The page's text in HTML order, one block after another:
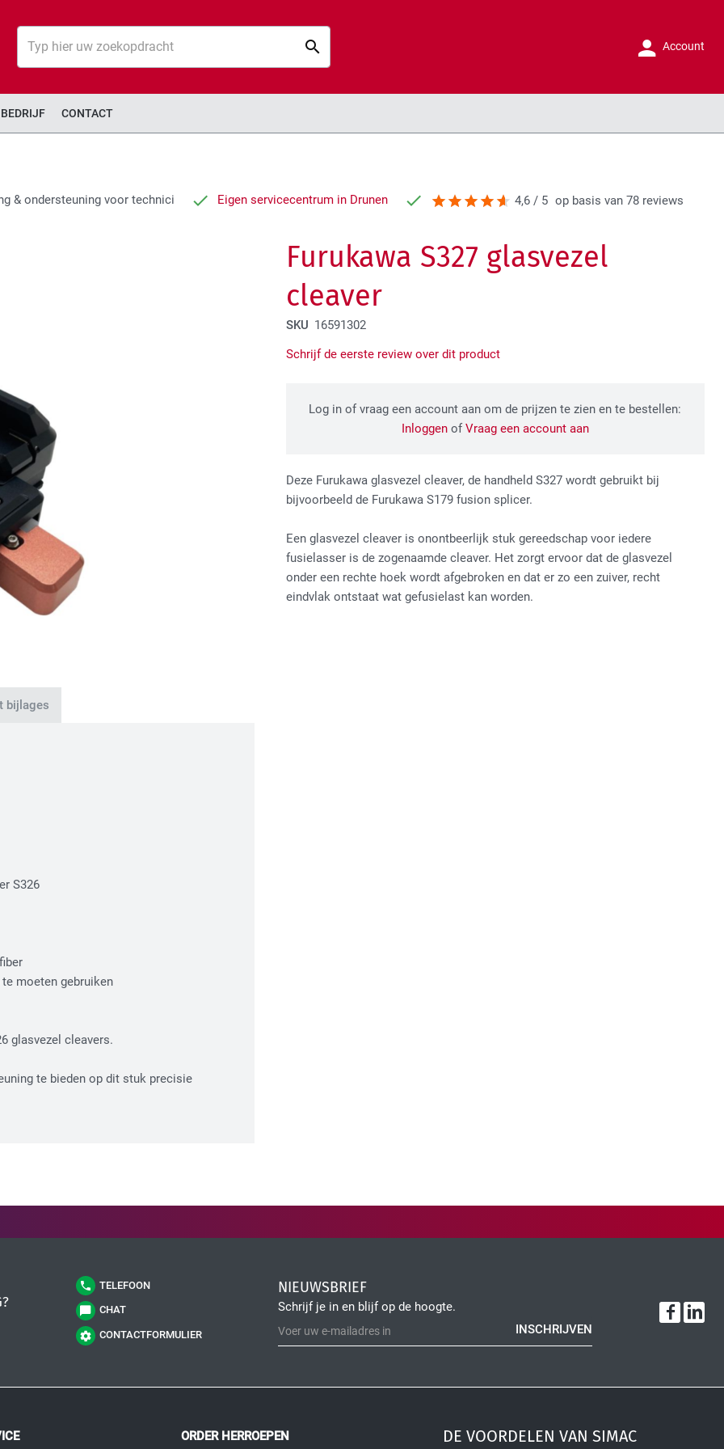
Account
BEDRIJF CONTACT
& ondersteuning voor technici Eigen servicecentrum in Drunen 4,6 / 5 op basis van 78 reviews
Furukawa S327 glasvezel
cleaver
SKU 16591302
Schrijf de eerste review over dit product
Log in of vraag een account aan om de prijzen te zien en te bestellen:
Inloggen of Vraag een account aan
Deze Furukawa glasvezel cleaver, de handheld S327 wordt gebruikt bij
bijvoorbeeld de Furukawa S179 fusion splicer.
Een glasvezel cleaver is onontbeerlijk stuk gereedschap voor iedere
fusielasser is de zogenaamde cleaver. Het zorgt ervoor dat de glasvezel
onder een rechte hoek wordt afgebroken en dat er zo een zuiver, recht
eindvlak ontstaat wat gefusielast kan worden.
bijlages
S326
moeten gebruiken
glasvezel cleavers.
te bieden op dit stuk precisie
TELEFOON
CHAT
CONTACTFORMULIER
NIEUWSBRIEF
Schrijf je in en blijf op de hoogte.
INSCHRIJVEN
ORDER HERROEPEN
DE VOORDELEN VAN SIMAC